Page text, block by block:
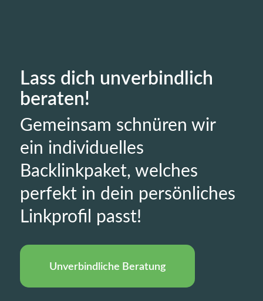
Lass dich unverbindlich
beraten!
Gemeinsam schnüren wir
ein individuelles
Backlinkpaket, welches
perfekt in dein persönliches
Linkprofil passt!
Unverbindliche Beratung